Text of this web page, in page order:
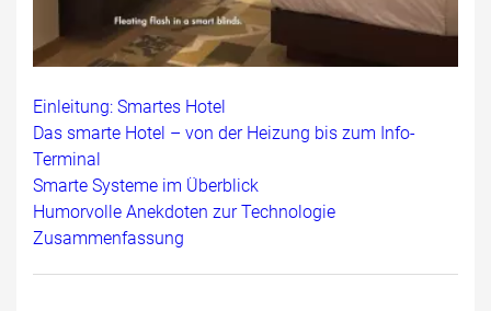
Einleitung: Smartes Hotel
Das smarte Hotel – von der Heizung bis zum Info-
Terminal
Smarte Systeme im Überblick
Humorvolle Anekdoten zur Technologie
Zusammenfassung